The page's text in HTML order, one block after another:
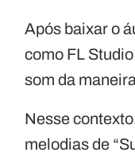
Após baixar o
como FL
som da
Nesse
melodias de